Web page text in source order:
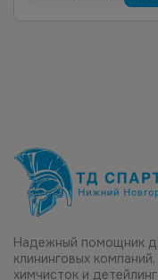
Надежный помощник
клининговых компаний,
химчисток и